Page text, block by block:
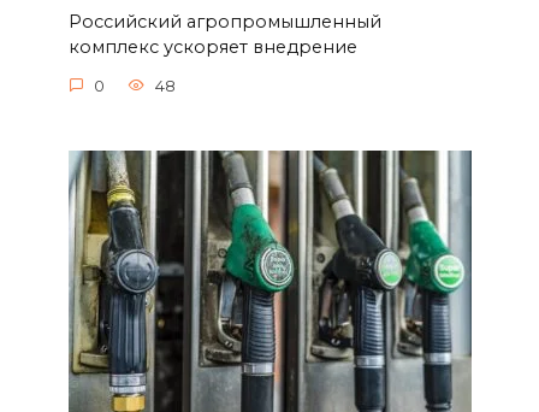
Российский агропромышленный
комплекс ускоряет внедрение
0 48